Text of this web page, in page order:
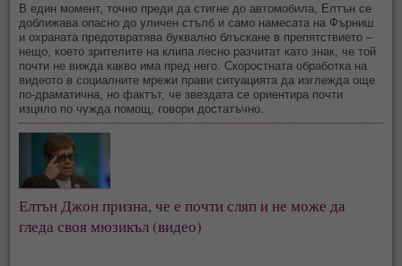
В един момент, точно преди да стигне до автомобила, Елтън се
доближава опасно до уличен стълб и само намесата на Фърниш
и охраната предотвратява буквално блъскане в препятствието –
нещо, което зрителите на клипа лесно разчитат като знак, че той
почти не вижда какво има пред него. Скоростната обработка на
видеото в социалните мрежи прави ситуацията да изглежда още
по-драматична, но фактът, че звездата се ориентира почти
изцяло по чужда помощ, говори достатъчно.
Елтън Джон призна, че е почти сляп и не може да
гледа своя мюзикъл (видео)